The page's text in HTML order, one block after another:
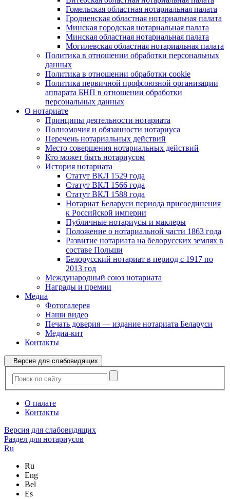
Гомельская областная нотариальная палата
Гродненская областная нотариальная палата
Минская городская нотариальная палата
Минская областная нотариальная палата
Могилевская областная нотариальная палата
Политика в отношении обработки персональных
данных
Политика в отношении обработки cookie
Политика первичной профсоюзной организации
аппарата БНП в отношении обработки
персональных данных
О нотариате
Принципы деятельности нотариата
Полномочия и обязанности нотариуса
Перечень нотариальных действий
Место совершения нотариальных действий
Кто может быть нотариусом
История нотариата
Статут ВКЛ 1529 года
Статут ВКЛ 1566 года
Статут ВКЛ 1588 года
Нотариат Беларуси периода присоединения
к Российской империи
Публичные нотариусы и маклеры
Положение о нотариальной части 1863 года
Развитие нотариата на белорусских землях в
составе Польши
Белорусский нотариат в период с 1917 по
2013 год
Международный союз нотариата
Награды и премии
Медиа
Фотогалерея
Наши видео
Печать доверия — издание нотариата Беларуси
Медиа-кит
Контакты
Версия для слабовидящих
О палате
Контакты
Версия для слабовидящих
Раздел для нотариусов
Ru
Ru
Eng
Bel
Es